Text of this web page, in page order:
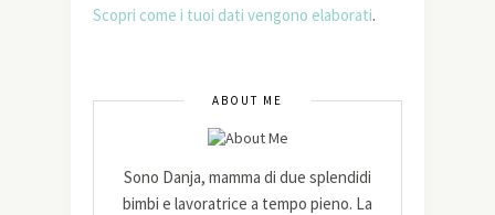
Scopri come i tuoi dati vengono elaborati.
ABOUT ME
Sono Danja, mamma di due splendidi
bimbi e lavoratrice a tempo pieno. La